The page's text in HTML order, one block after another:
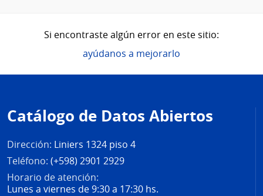
Si encontraste algún error en este sitio:
ayúdanos a mejorarlo
de
página
Catálogo de Datos Abiertos
Dirección: Liniers 1324 piso 4
Teléfono: (+598) 2901 2929
Horario de atención:
Lunes a viernes de 9:30 a 17:30 hs.